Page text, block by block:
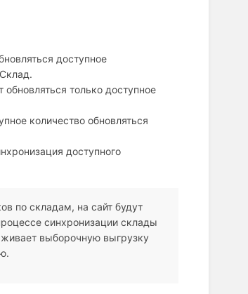
доступное
обновляться только доступное
количество обновляться
доступного
по складам, на сайт будут
синхронизации склады
выборочную выгрузку